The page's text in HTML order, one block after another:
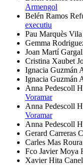
Armengol
Belén Ramos
executiu
Pau Marquès Vila
Gemma
Joan Martí
Cristina Xaubet
Ignacia Guzmán
Ignacia Guzmán
Anna Pedescoll
Voramar
Anna Pedescoll
Voramar
Anna Pedescoll
Gerard Carreras
Carles Mas Roura
Fco Javier Moya
Xavier Hita